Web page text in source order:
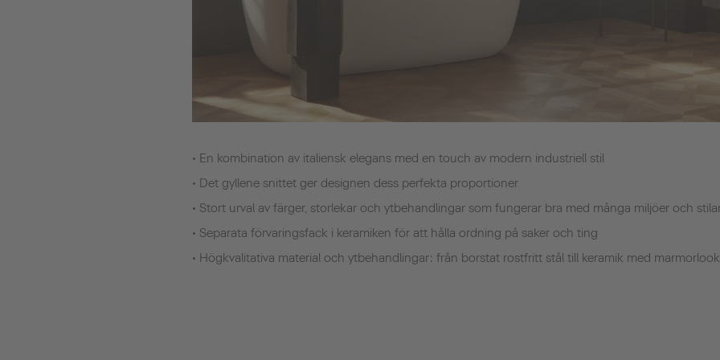
• En kombination av italiensk elegans med en touch av modern industriell stil
• Det gyllene snittet ger designen dess perfekta proportioner
• Stort urval av färger, storlekar och ytbehandlingar som fungerar bra med många miljöer och
• Separata förvaringsfack i keramiken för att hålla ordning på saker och ting
• Högkvalitativa material och ytbehandlingar: från borstat rostfritt stål till keramik med marmorlook